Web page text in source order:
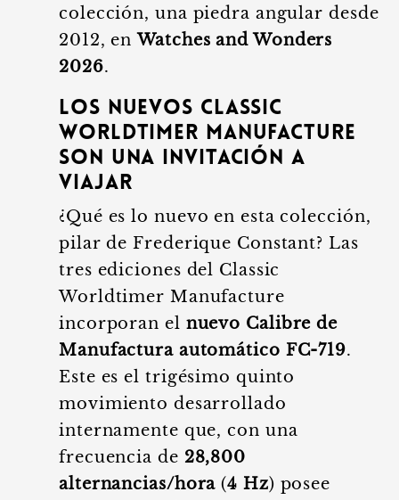
colección, una piedra angular desde
2012, enWatches and Wonders
2026.
Los nuevos Classic
Worldtimer Manufacture
son una invitación a
viajar
¿Qué es lo nuevo en esta colección,
pilar de Frederique Constant? Las
tres ediciones del Classic
Worldtimer Manufacture
incorporan el nuevo Calibre de
Manufactura automático FC-719.
Este es el trigésimo quinto
movimiento desarrollado
internamente que, con una
frecuencia de 28,800
alternancias/hora (4 Hz) posee